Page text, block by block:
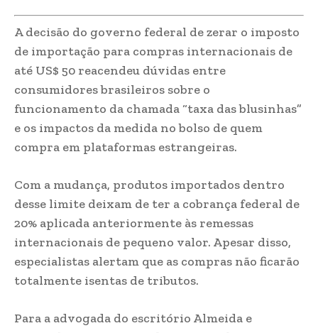
A decisão do governo federal de zerar o imposto
de importação para compras internacionais de
até US$ 50 reacendeu dúvidas entre
consumidores brasileiros sobre o
funcionamento da chamada “taxa das blusinhas”
e os impactos da medida no bolso de quem
compra em plataformas estrangeiras.
Com a mudança, produtos importados dentro
desse limite deixam de ter a cobrança federal de
20% aplicada anteriormente às remessas
internacionais de pequeno valor. Apesar disso,
especialistas alertam que as compras não ficarão
totalmente isentas de tributos.
Para a advogada do escritório Almeida e